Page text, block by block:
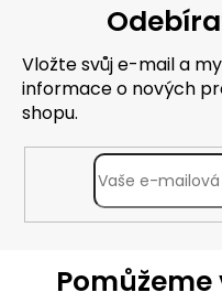
Vložte svůj e-mail a
informace o nových
shopu.